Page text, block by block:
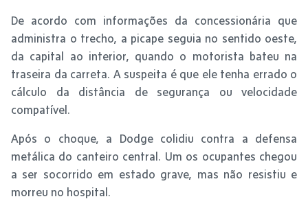
De acordo com informações da concessionária que
administra o trecho, a picape seguia no sentido oeste,
da capital ao interior, quando o motorista bateu na
traseira da carreta. A suspeita é que ele tenha errado o
cálculo da distância de segurança ou velocidade
compatível.
Após o choque, a Dodge colidiu contra a defensa
metálica do canteiro central. Um os ocupantes chegou
a ser socorrido em estado grave, mas não resistiu e
morreu no hospital.